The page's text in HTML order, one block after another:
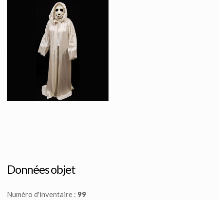
Vu à l'écran
Données objet
Numéro d'inventaire : 99